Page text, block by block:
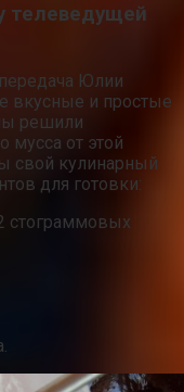
телеведущей
Юлии
вкусные и простые
решили
мусса от этой
свой кулинарный
для готовки:
стограммовых